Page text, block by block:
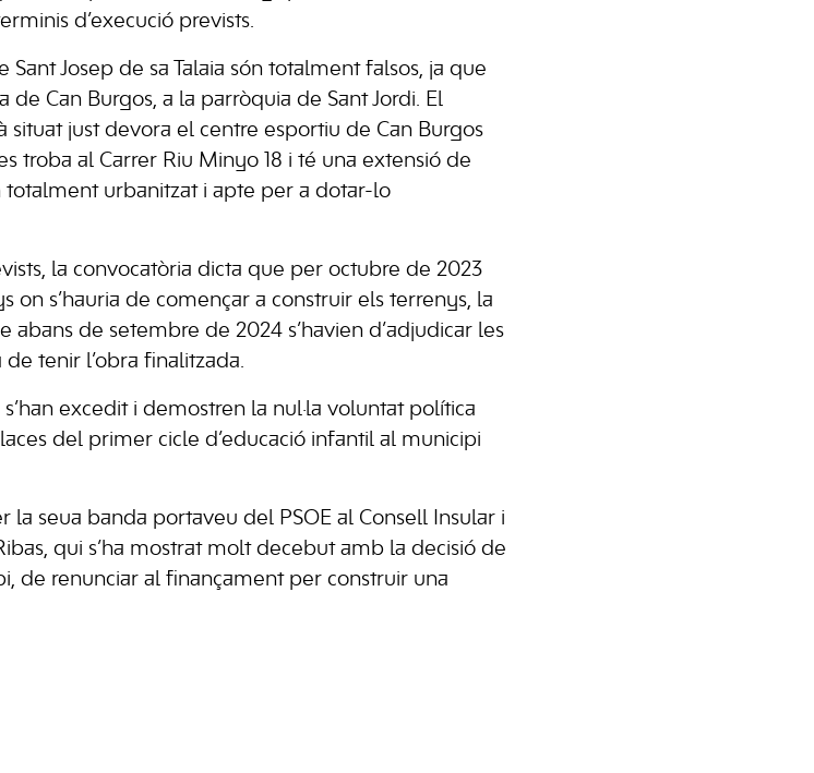
d’execució prevists.
Sant Josep de sa Talaia són totalment falsos, ja que
Can Burgos, a la parròquia de Sant Jordi. El
situat just devora el centre esportiu de Can Burgos
troba al Carrer Riu Minyo 18 i té una extensió de
totalment urbanitzat i apte per a dotar-lo
la convocatòria dicta que per octubre de 2023
on s’hauria de començar a construir els terrenys, la
abans de setembre de 2024 s’havien d’adjudicar les
tenir l’obra finalitzada.
excedit i demostren la nul·la voluntat política
del primer cicle d’educació infantil al municipi
la seua banda portaveu del PSOE al Consell Insular i
qui s’ha mostrat molt decebut amb la decisió de
de renunciar al finançament per construir una